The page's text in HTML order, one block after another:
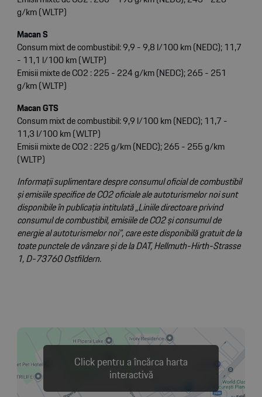
g/km (WLTP)
Macan S
Consum mixt de combustibil: 9,9 - 9,8 l/100 km (NEDC); 11,7
- 11,1 l/100 km (WLTP)
Emisii mixte de CO2 : 225 - 224 g/km (NEDC); 265 - 251
g/km (WLTP)
Macan GTS
Consum mixt de combustibil: 9,9 l/100 km (NEDC); 11,7 -
11,3 l/100 km (WLTP)
Emisii mixte de CO2 : 225 g/km (NEDC); 265 - 255 g/km
(WLTP)
Informații suplimentare despre consumul oficial de combustibil
și emisiile specifice de CO2 oficiale ale autoturismelor noi sunt
disponibile în publicația intitulată „Liniile directoare privind
consumul de combustibil, emisiile de CO2 și consumul de
energie al autoturismelor noi”, care este disponibilă gratuit de la
toate punctele de vânzare și de la DAT, Hellmuth-Hirth-Strasse
1, D-73760 Ostfildern.
Click pentru a încărca harta
interactivă